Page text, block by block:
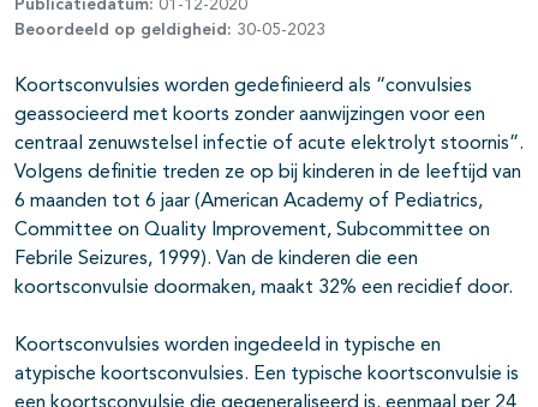
open- en dichtklappen
open- en dichtklappen
open- en dichtklappen
open- en dichtklappen
Publicatiedatum: 01-12-2020
Beoordeeld op geldigheid: 30-05-2023
Koortsconvulsies worden gedefinieerd als “convulsies
geassocieerd met koorts zonder aanwijzingen voor een
centraal zenuwstelsel infectie of acute elektrolyt stoornis”.
Volgens definitie treden ze op bij kinderen in de leeftijd van
6 maanden tot 6 jaar (American Academy of Pediatrics,
Committee on Quality Improvement, Subcommittee on
Febrile Seizures, 1999). Van de kinderen die een
koortsconvulsie doormaken, maakt 32% een recidief door.
Koortsconvulsies worden ingedeeld in typische en
atypische koortsconvulsies. Een typische koortsconvulsie is